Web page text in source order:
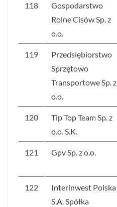
118
Gospodarstwo
Rolne Cisów Sp. z
o.o.
119
Przedsiębiorstwo
Sprzętowo
Transportowe Sp. z
o.o.
120
Tip Top Team Sp. z
o.o. S.K.
121 Gpv Sp. z o.o.
122
Interinwest Polska
S.A. Spółka